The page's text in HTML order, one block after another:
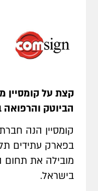
קצת עלקומסיין
הביוטק
קומסיין הנה
בפארק עתידים
מובילה את תחום
בישראל.